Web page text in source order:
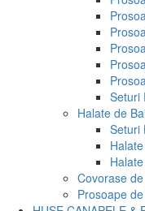
Seturi
Halate de
Seturi
Covorase
Prosoape